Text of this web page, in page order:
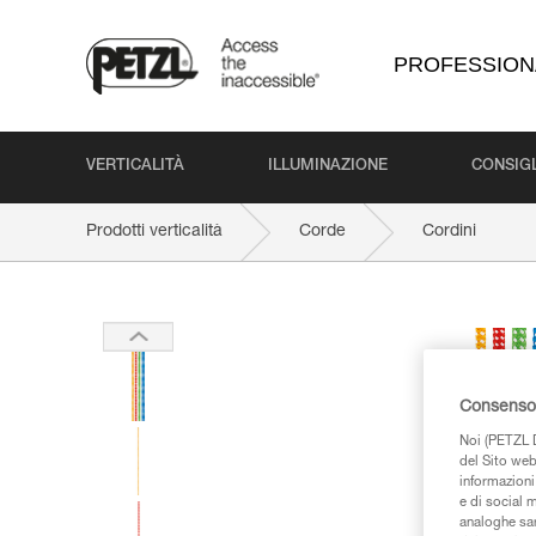
VERTICALITÀ ILLUMINAZIONE
Prodotti verticalità Corde Cordini
Noi
del Sito
e di social
analoghe